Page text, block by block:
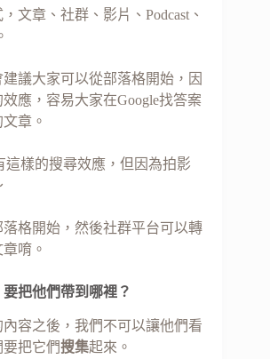
文章、社群、影片、Podcast、
議大家可以從部落格開始，因
應，容易大家在Google找答案
章。
這樣的搜尋效應，但因為拍影
格開始，然後社群平台可以轉
唷。
把他們帶到哪裡？
容之後，我們不可以讓他們看
把它們搜集起來。